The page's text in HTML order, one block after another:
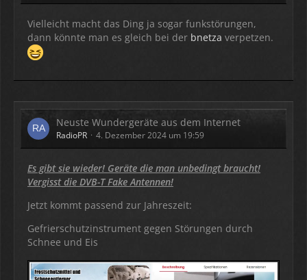
Vielleicht macht das Ding ja sogar funkstörungen,
dann könnte man es gleich bei der bnetza verpetzen.
Neuste Wundergeräte aus dem Internet
RadioPR 4. Dezember 2024 um 19:59
Es gibt sie wieder! Geräte die man unbedingt braucht!
Vergisst die DVB-T Fake Antennen!
Jetzt kommt passend zur Jahreszeit:
Gefrierschutzinstrument gegen Störungen durch
Schnee und Eis